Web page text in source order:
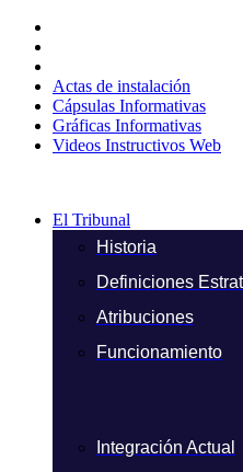
contenido
Actas de instalación
Cápsulas Informativas
Gráficas Informativas
Videos Instructivos Web
El Tribunal
Historia
Definiciones
Atribuciones
Funcionamiento
Integración Actual